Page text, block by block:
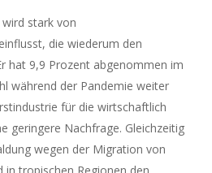
stark von
die wiederum den
hat 9,9 Prozent abgenommen im
während der Pandemie weiter
für die wirtschaftlich
geringere Nachfrage. Gleichzeitig
wegen der Migration von
in tropischen Regionen den